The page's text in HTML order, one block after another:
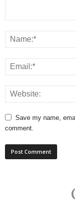
Save my name,
comment.